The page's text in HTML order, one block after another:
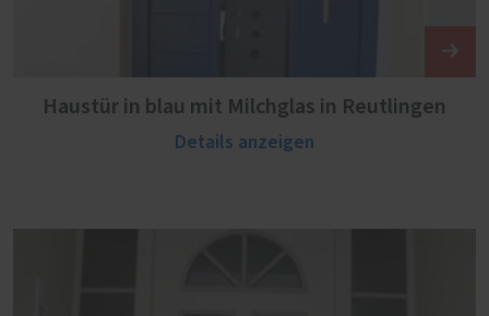
Haustür in blau mit Milchglas in Reutlingen
Details anzeigen